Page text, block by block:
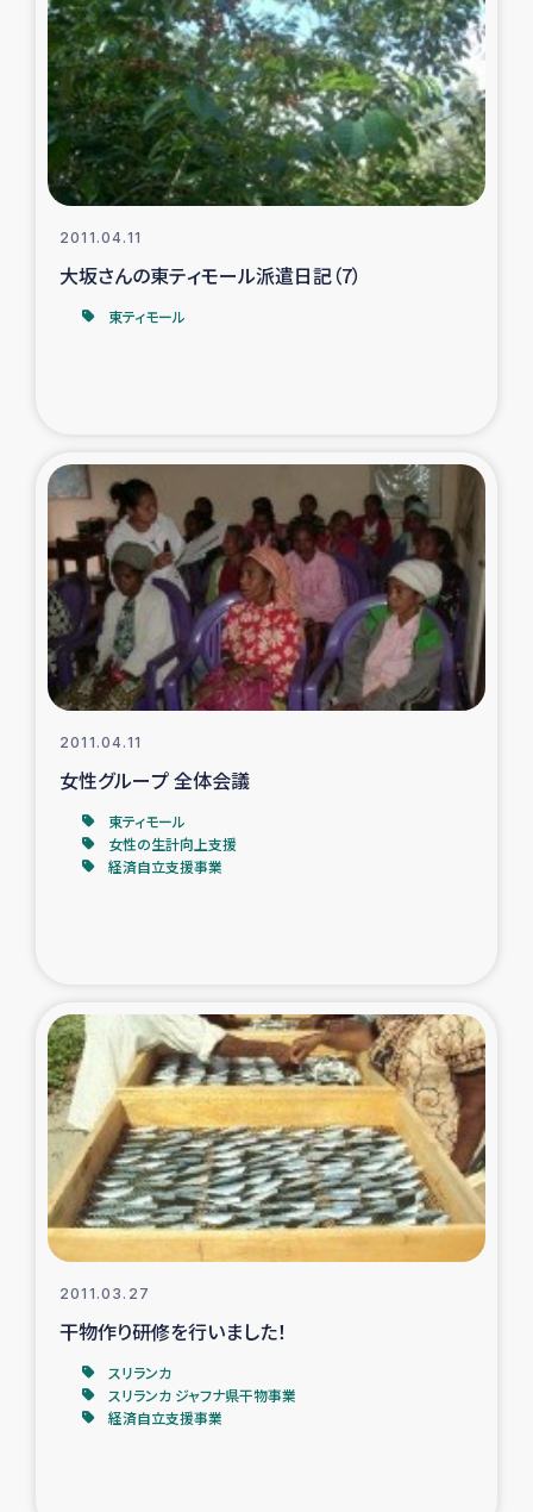
ガザ地区での公園の緑化を通じた支援事業
ガザ地区における被災住民への緊急支援
ガザ地区酪農を通した女性グループの生計支援
ふりかけ普及と食生活改善による栄養改善事業
フェアトレード事業
食べる
トルコ・シリア地震被災者支援
デニヤヤ小規模紅茶農家支援
コーヒー生産者支援
アイナロ県マウベシ郡でのコーヒー畑改善事業
ベイルート大規模爆発被災者支援
2011.04.11
大坂さんの東ティモール派遣日記（7）
東ティモール
2011.04.11
女性グループ 全体会議
東ティモール
女性の生計向上支援
経済自立支援事業
2011.03.27
干物作り研修を行いました！
スリランカ
スリランカ ジャフナ県干物事業
経済自立支援事業